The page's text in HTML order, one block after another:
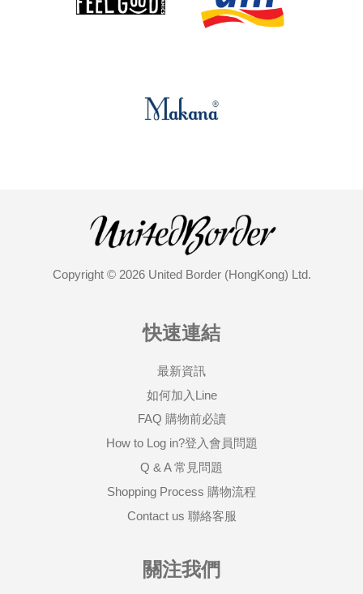
Copyright © 2026 United Border (HongKong) Ltd.
快速連結
最新資訊
如何加入Line
FAQ 購物前必讀
How to Log in?登入會員問題
Q & A 常見問題
Shopping Process 購物流程
Contact us 聯絡客服
關注我們